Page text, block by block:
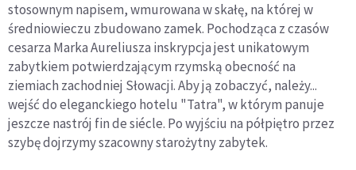
stosownym napisem, wmurowana w skałę, na której w
średniowieczu zbudowano zamek. Pochodząca z czasów
cesarza Marka Aureliusza inskrypcja jest unikatowym
zabytkiem potwierdzającym rzymską obecność na
ziemiach zachodniej Słowacji. Aby ją zobaczyć, należy...
wejść do eleganckiego hotelu "Tatra", w którym panuje
jeszcze nastrój fin de siécle. Po wyjściu na półpiętro przez
szybę dojrzymy szacowny starożytny zabytek.